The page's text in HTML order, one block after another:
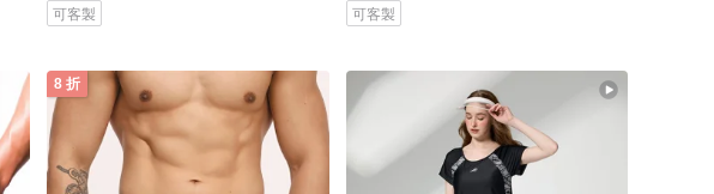
可客製 可客製
8 折